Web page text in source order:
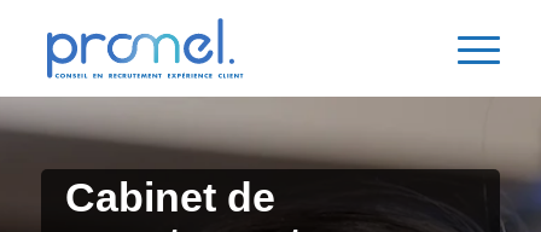
Cabinet de